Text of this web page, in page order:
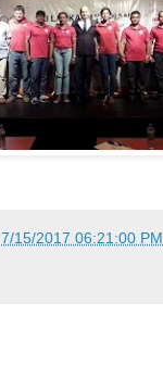
7/15/2017 06:21:00 PM